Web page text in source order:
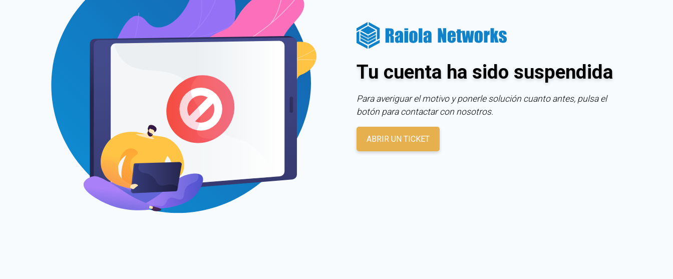
Tu cuenta ha sido suspendida
Para averiguar el motivo y ponerle solución cuanto antes, pulsa el
botón para contactar con nosotros.
ABRIR UN TICKET